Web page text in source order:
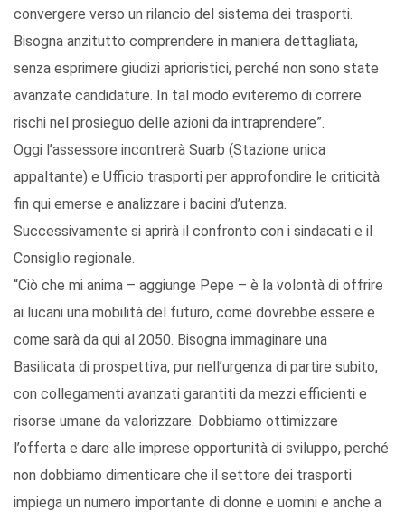
convergere verso un rilancio del sistema dei trasporti.
Bisogna anzitutto comprendere in maniera dettagliata,
senza esprimere giudizi aprioristici, perché non sono state
avanzate candidature. In tal modo eviteremo di correre
rischi nel prosieguo delle azioni da intraprendere”.
Oggi l’assessore incontrerà Suarb (Stazione unica
appaltante) e Ufficio trasporti per approfondire le criticità
fin qui emerse e analizzare i bacini d’utenza.
Successivamente si aprirà il confronto con i sindacati e il
Consiglio regionale.
“Ciò che mi anima – aggiunge Pepe – è la volontà di offrire
ai lucani una mobilità del futuro, come dovrebbe essere e
come sarà da qui al 2050. Bisogna immaginare una
Basilicata di prospettiva, pur nell’urgenza di partire subito,
con collegamenti avanzati garantiti da mezzi efficienti e
risorse umane da valorizzare. Dobbiamo ottimizzare
l’offerta e dare alle imprese opportunità di sviluppo, perché
non dobbiamo dimenticare che il settore dei trasporti
impiega un numero importante di donne e uomini e anche a